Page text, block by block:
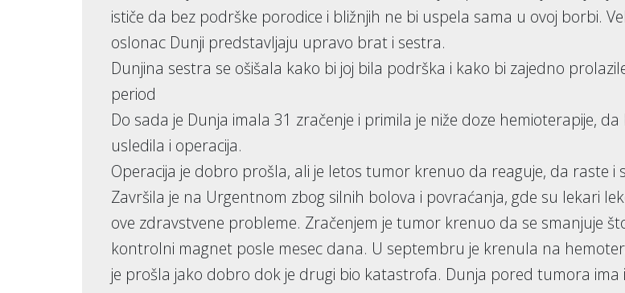
ističe da bez podrške porodice i bližnjih ne bi uspela sama u ovoj borbi.
oslonac Dunji predstavljaju upravo brat i sestra.
Dunjina sestra se ošišala kako bi joj bila podrška i kako bi zajedno
period
Do sada je Dunja imala 31 zračenje i primila je niže doze hemioterapije,
usledila i operacija.
Operacija je dobro prošla, ali je letos tumor krenuo da reaguje, da raste i
Završila je na Urgentnom zbog silnih bolova i povraćanja, gde su lekari
ove zdravstvene probleme. Zračenjem je tumor krenuo da se smanjuje
kontrolni magnet posle mesec dana. U septembru je krenula na
je prošla jako dobro dok je drugi bio katastrofa. Dunja pored tumora ima